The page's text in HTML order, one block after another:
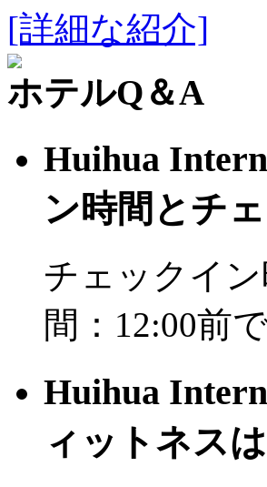
[詳細な紹介]
ホテルQ＆A
Huihua
ン時間とチ
チェックイ
間：12:00前で
Huihua
ィットネス